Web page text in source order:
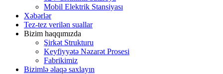
Mobil Elektrik Stansiyası
Xəbərlər
Tez-tez verilən suallar
Bizim haqqımızda
Şirkət Strukturu
Keyfiyyətə Nəzarət Prosesi
Fabrikimiz
Bizimlə əlaqə saxlayın